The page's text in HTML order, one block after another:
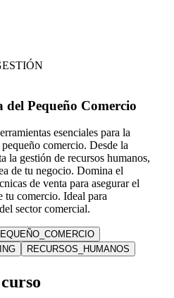
Pequeño Comercio
esenciales para la
comercio. Desde la
la gestión de recursos humanos,
de tu negocio. Domina el
de venta para asegurar el
tu comercio. Ideal para
sector comercial.
RECURSOS_HUMANOS